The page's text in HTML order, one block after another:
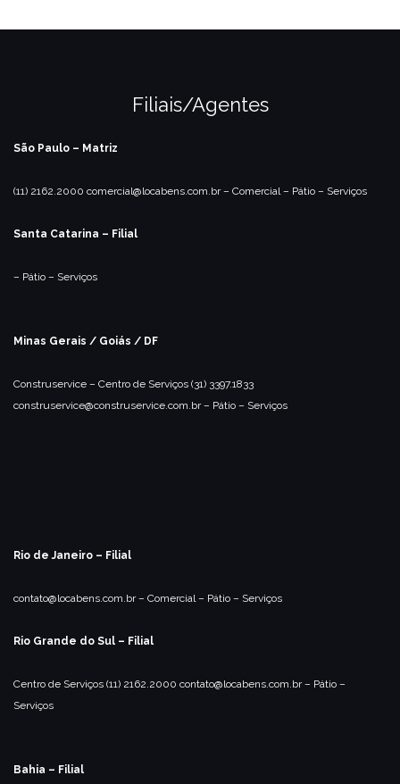
Filiais/Agentes
São Paulo – Matriz
(11) 2162.2000 comercial@locabens.com.br– Comercial – Pátio – Serviços
Santa Catarina – Filial
– Pátio – Serviços
Minas Gerais / Goiás / DF
Construservice – Centro de Serviços (31) 3397.1833
construservice@construservice.com.br– Pátio – Serviços
Rio de Janeiro – Filial
contato@locabens.com.br– Comercial – Pátio – Serviços
Rio Grande do Sul – Filial
Centro de Serviços (11) 2162.2000 contato@locabens.com.br– Pátio –
Serviços
Bahia – Filial